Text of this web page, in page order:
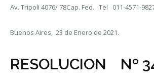
Av. Tripoli 4076/ 78Cap. Fed. Tel 011-4571-
Buenos Aires, 23 de Enero de 2021.
RESOLUCION Nº